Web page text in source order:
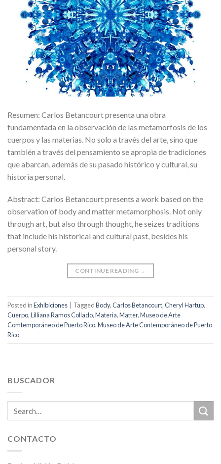
Resumen: Carlos Betancourt presenta una obra
fundamentada en la observación de las metamorfosis de los
cuerpos y las materias. No solo a través del arte, sino que
también a través del pensamiento se apropia de tradiciones
que abarcan, además de su pasado histórico y cultural, su
historia personal.
Abstract: Carlos Betancourt presents a work based on the
observation of body and matter metamorphosis. Not only
through art, but also through thought, he seizes traditions
that include his historical and cultural past, besides his
personal story.
CONTINUE READING →
Posted inExhibiciones TaggedBody,Carlos Betancourt,Cheryl Hartup,
Cuerpo,Lilliana Ramos Collado,Materia,Matter,Museo de Arte
Comtemporáneo de Puerto Rico,Museo de Arte Contemporáneo de Puerto
Rico
BUSCADOR
CONTACTO